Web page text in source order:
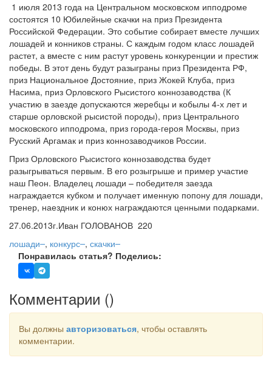
1 июля 2013 года на Центральном московском ипподроме
состоятся 10 Юбилейные скачки на приз Президента
Российской Федерации. Это событие собирает вместе лучших
лошадей и конников страны. С каждым годом класс лошадей
растет, а вместе с ним растут уровень конкуренции и престиж
победы. В этот день будут разыграны приз Президента РФ,
приз Национальное Достояние, приз Жокей Клуба, приз
Насима, приз Орловского Рысистого коннозаводства (К
участию в заезде допускаются жеребцы и кобылы 4-х лет и
старше орловской рысистой породы), приз Центрального
московского ипподрома, приз города-героя Москвы, приз
Русский Аргамак и приз коннозаводчиков России.
Приз Орловского Рысистого коннозаводства будет
разыгрываться первым. В его розыгрыше и пример участие
наш Пеон. Владелец лошади – победителя заезда
награждается кубком и получает именную попону для лошади,
тренер, наездник и конюх награждаются ценными подарками.
27.06.2013г.Иван ГОЛОВАНОВ 220
лошади , конкурс , скачки
Понравилась статья? Поделись:
Комментарии ()
Вы должны авторизоваться, чтобы оставлять
комментарии.